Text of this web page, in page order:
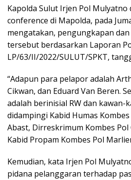
Kapolda Sulut Irjen Pol Mulyatno
conference di Mapolda, pada
mengatakan, pengungkapan
tersebut berdasarkan Laporan
LP/63/II/2022/SULUT/SPKT,
“Adapun para pelapor adalah
Cikwan, dan Eduard Van Beren.
adalah berinisial RW dan kawan-
didampingi Kabid Humas
Abast, Dirreskrimum Kombes Pol
Kabid Propam Kombes Pol
Kemudian, kata Irjen Pol
pidana pelanggaran terhadap